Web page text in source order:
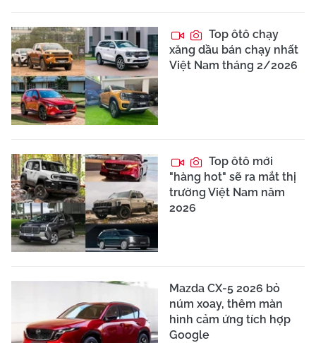
Top ôtô chạy
xăng dầu bán chạy nhất
Việt Nam tháng 2/2026
Top ôtô mới
"hàng hot" sẽ ra mắt thị
trường Việt Nam năm
2026
Mazda CX-5 2026 bỏ
núm xoay, thêm màn
hình cảm ứng tích hợp
Google